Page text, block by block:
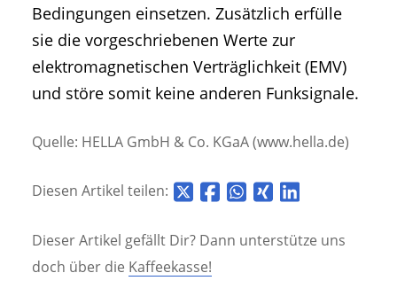
Bedingungen einsetzen. Zusätzlich erfülle
sie die vorgeschriebenen Werte zur
elektromagnetischen Verträglichkeit (EMV)
und störe somit keine anderen Funksignale.
Quelle: HELLA GmbH & Co. KGaA (www.hella.de)
Diesen Artikel teilen:
Dieser Artikel gefällt Dir? Dann unterstütze uns
doch über die Kaffeekasse!